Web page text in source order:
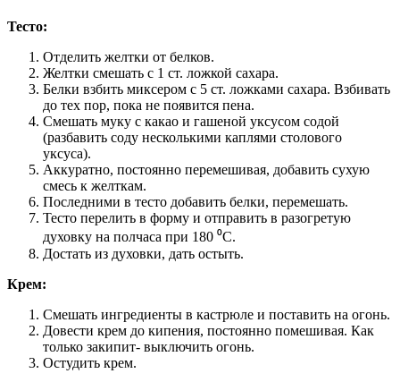
Тесто:
Отделить желтки от белков.
Желтки смешать с 1 ст. ложкой сахара.
Белки взбить миксером с 5 ст. ложками сахара. Взбивать
до тех пор, пока не появится пена.
Смешать муку с какао и гашеной уксусом содой
(разбавить соду несколькими каплями столового
уксуса).
Аккуратно, постоянно перемешивая, добавить сухую
смесь к желткам.
Последними в тесто добавить белки, перемешать.
Тесто перелить в форму и отправить в разогретую
духовку на полчаса при 180 ⁰С.
Достать из духовки, дать остыть.
Крем:
Смешать ингредиенты в кастрюле и поставить на огонь.
Довести крем до кипения, постоянно помешивая. Как
только закипит- выключить огонь.
Остудить крем.